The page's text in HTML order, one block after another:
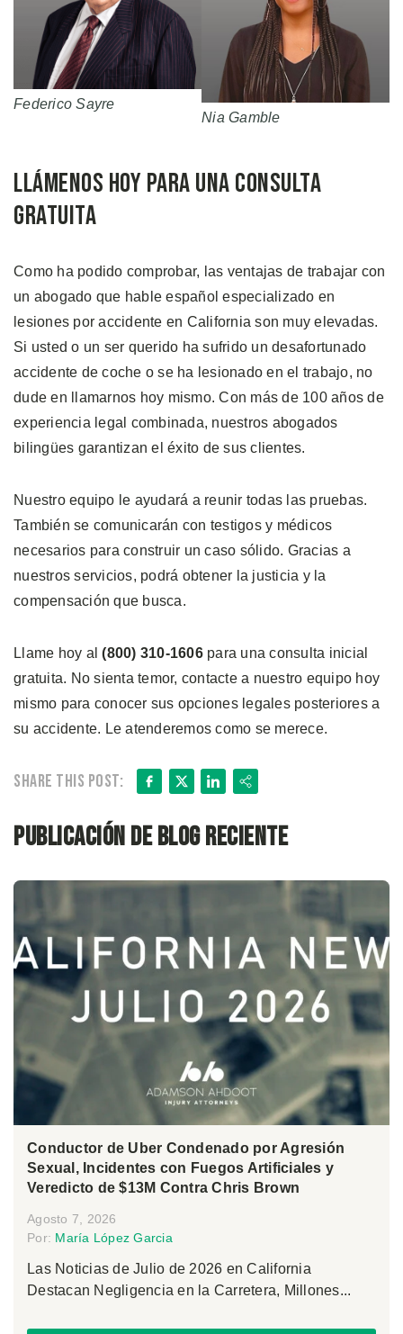
Federico Sayre
Nia Gamble
Llámenos Hoy Para Una Consulta
Gratuita
Como ha podido comprobar, las ventajas de trabajar con
un abogado que hable español especializado en
lesiones por accidente en California son muy elevadas.
Si usted o un ser querido ha sufrido un desafortunado
accidente de coche o se ha lesionado en el trabajo, no
dude en llamarnos hoy mismo. Con más de 100 años de
experiencia legal combinada, nuestros abogados
bilingües garantizan el éxito de sus clientes.
Nuestro equipo le ayudará a reunir todas las pruebas.
También se comunicarán con testigos y médicos
necesarios para construir un caso sólido. Gracias a
nuestros servicios, podrá obtener la justicia y la
compensación que busca.
Llame hoy al(800) 310-1606para una consulta inicial
gratuita. No sienta temor, contacte a nuestro equipo hoy
mismo para conocer sus opciones legales posteriores a
su accidente. Le atenderemos como se merece.
Share this post: Facebook
X LinkedIn
Share
Publicación de blog reciente
Conductor de Uber Condenado por Agresión
Sexual, Incidentes con Fuegos Artificiales y
Veredicto de $13M Contra Chris Brown
Agosto 7, 2026
Por: María López Garcia
Las Noticias de Julio de 2026 en California
Destacan Negligencia en la Carretera, Millones...